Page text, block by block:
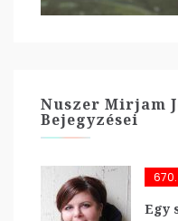
Nuszer Mirjam
Bejegyzései
Egy